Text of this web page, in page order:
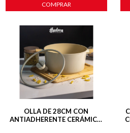
COMPRAR
OLLA DE 28CM CON
ANTIADHERENTE CERÁMICO